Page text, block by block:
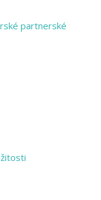
partnerské